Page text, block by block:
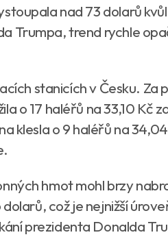
nad 73 dolarů
Trumpa, trend rychle
stanicích v Česku. Za
o 17 haléřů na 33,10 Kč
klesla o 9 haléřů na
hmot mohl brzy
což je nejnižší
prezidenta Donalda